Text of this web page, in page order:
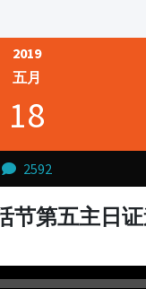
2019
五月
18
2592
节第五主日